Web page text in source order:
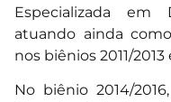
Especializada em
atuando ainda
nos biênios 2011/2013
No biênio 2014/